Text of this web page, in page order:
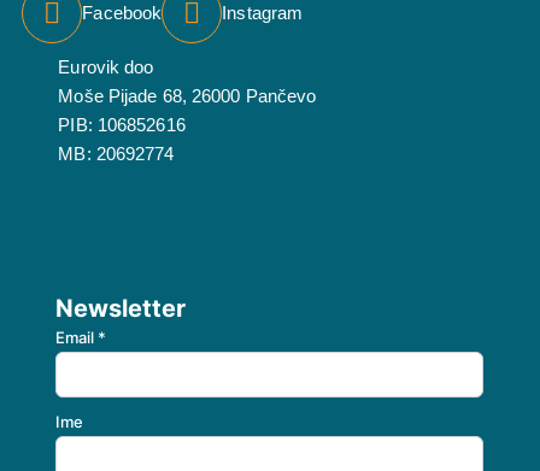
Facebook Instagram
Eurovik doo
Moše Pijade 68, 26000 Pančevo
PIB: 106852616
MB: 20692774